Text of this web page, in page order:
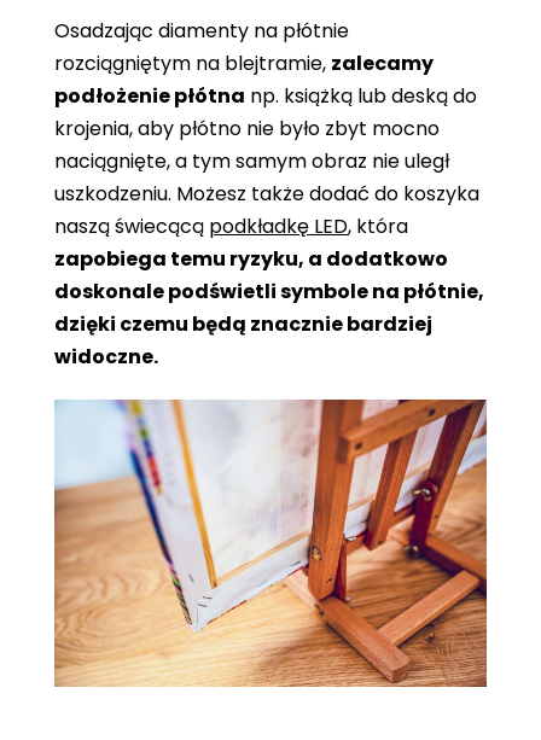
Osadzając diamenty na płótnie
rozciągniętym na blejtramie, zalecamy
podłożenie płótna np. książką lub deską do
krojenia, aby płótno nie było zbyt mocno
naciągnięte, a tym samym obraz nie uległ
uszkodzeniu. Możesz także dodać do koszyka
naszą świecącą podkładkę LED, która
zapobiega temu ryzyku, a dodatkowo
doskonale podświetli symbole na płótnie,
dzięki czemu będą znacznie bardziej
widoczne.